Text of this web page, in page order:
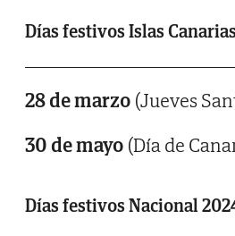
Días festivos Islas
28 de marzo (Jueves
30 de mayo (Día de
Días festivos Nacional